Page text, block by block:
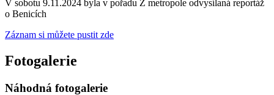
V sobotu 9.11.2024 byla v pořadu Z metropole odvysílaná reportáž
o Benicích
Záznam si můžete pustit zde
Fotogalerie
Náhodná fotogalerie